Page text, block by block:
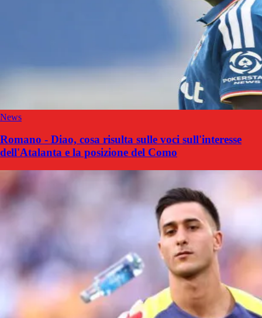
News
Romano - Diao, cosa risulta sulle voci sull'interesse
dell'Atalanta e la posizione del Como